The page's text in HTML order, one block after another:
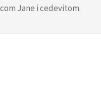
Jane i cedevitom.